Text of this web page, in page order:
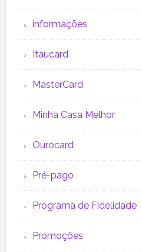
informações
Itaucard
MasterCard
Minha Casa Melhor
Ourocard
Pré-pago
Programa de Fidelidade
Promoções